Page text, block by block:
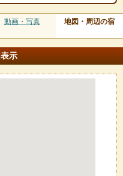
動画・写真 地図・周辺の宿
表示